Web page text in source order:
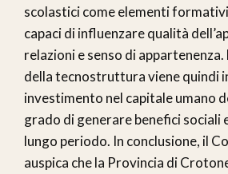
scolastici come elementi
capaci di influenzare qualità
relazioni e senso di
della tecnostruttura viene quindi
investimento nel capitale umano
grado di generare benefici sociali
lungo periodo. In conclusione, il
auspica che la Provincia di